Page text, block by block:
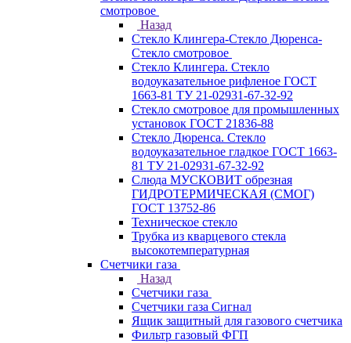
смотровое
Назад
Стекло Клингера-Стекло Дюренса-
Стекло смотровое
Стекло Клингера. Стекло
водоуказательное рифленое ГОСТ
1663-81 ТУ 21-02931-67-32-92
Стекло смотровое для промышленных
установок ГОСТ 21836-88
Стекло Дюренса. Стекло
водоуказательное гладкое ГОСТ 1663-
81 ТУ 21-02931-67-32-92
Слюда МУСКОВИТ обрезная
ГИДРОТЕРМИЧЕСКАЯ (СМОГ)
ГОСТ 13752-86
Техническое стекло
Трубка из кварцевого стекла
высокотемпературная
Счетчики газа
Назад
Счетчики газа
Счетчики газа Сигнал
Ящик защитный для газового счетчика
Фильтр газовый ФГП